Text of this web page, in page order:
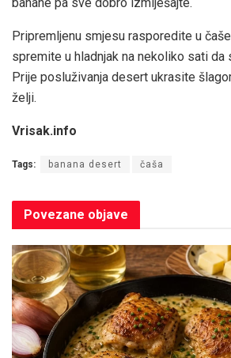
Pripremljenu smjesu rasporedite u
spremite u hladnjak na nekoliko sati da
Prije posluživanja desert ukrasite
želji.
Vrisak.info
Tags: banana desert čaša
Povezane objave